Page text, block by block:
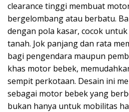
clearance tinggi membuat
bergelombang atau berbatu.
dengan pola kasar, cocok
tanah. Jok panjang dan rata
bagi pengendara maupun
khas motor bebek,
sempit perkotaan. Desain ini
sebagai motor bebek yang
bukan hanya untuk mobilitas